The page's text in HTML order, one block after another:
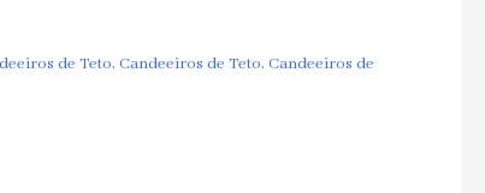
de Teto,Candeeiros de Teto,Candeeiros de